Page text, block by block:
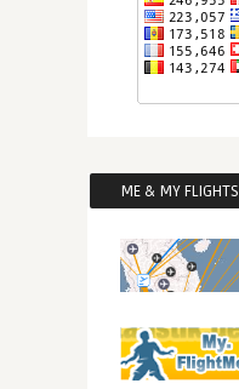
ME & MY FLIGHTS